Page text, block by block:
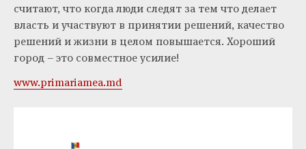
считают, что когда люди следят за тем что делает
власть и участвуют в принятии решений, качество
решений и жизни в целом повышается. Хороший
город – это совместное усилие!
www.primariamea.md